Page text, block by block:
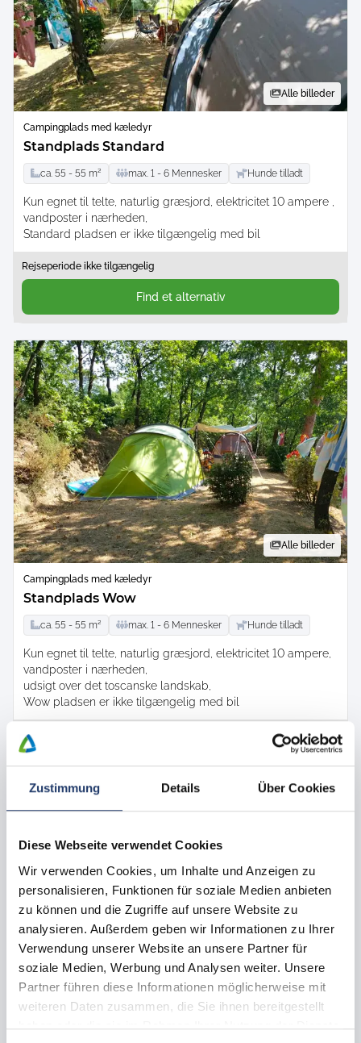
Zustimmung Details Über Cookies
Diese Webseite verwendet Cookies
Wir verwenden Cookies, um Inhalte und Anzeigen zu
personalisieren, Funktionen für soziale Medien anbieten
zu können und die Zugriffe auf unsere Website zu
analysieren. Außerdem geben wir Informationen zu Ihrer
Verwendung unserer Website an unsere Partner für
soziale Medien, Werbung und Analysen weiter. Unsere
Partner führen diese Informationen möglicherweise mit
weiteren Daten zusammen, die Sie ihnen bereitgestellt
haben oder die sie im Rahmen Ihrer Nutzung der Dienste
Alle billeder
Campingplads med kæledyr
Standplads Standard
ca. 55 - 55 m² max. 1 - 6 Mennesker Hunde tilladt
Kun egnet til telte naturlig græsjord elektricitet 10 ampere
vandposter i nærheden
Standard pladsen er ikke tilgængelig med bil
Rejseperiode ikke tilgængelig
Find et alternativ
Alle billeder
Campingplads med kæledyr
Standplads Wow
ca. 55 - 55 m² max. 1 - 6 Mennesker Hunde tilladt
Kun egnet til telte naturlig græsjord elektricitet 10 ampere
vandposter i nærheden
udsigt over det toscanske landskab
Wow pladsen er ikke tilgængelig med bil
Rejseperiode ikke tilgængelig
Find et alternativ
Alle billeder